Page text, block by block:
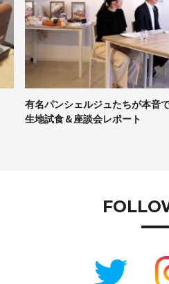
【初心者向け】パンづくりの最
コツなど……専門家に聞きま…